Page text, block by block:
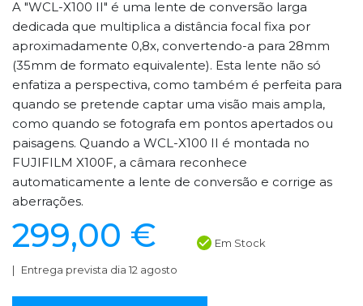
A "WCL-X100 II" é uma lente de conversão larga
dedicada que multiplica a distância focal fixa por
aproximadamente 0,8x, convertendo-a para 28mm
(35mm de formato equivalente). Esta lente não só
enfatiza a perspectiva, como também é perfeita para
quando se pretende captar uma visão mais ampla,
como quando se fotografa em pontos apertados ou
paisagens. Quando a WCL-X100 II é montada no
FUJIFILM X100F, a câmara reconhece
automaticamente a lente de conversão e corrige as
aberrações.
299,00 € Em Stock
Entrega prevista dia 12 agosto